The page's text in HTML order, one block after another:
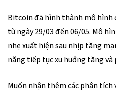
Bitcoin đã hình thành mô hình
từ ngày 29/03 đến 06/05. Mô
nhẹ xuất hiện sau nhịp tăng
năng tiếp tục xu hướng tăng và
Muốn nhận thêm các phân tích